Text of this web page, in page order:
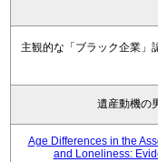
主観的な「ブラック企業」
遺産動機の
Age Differences in the
and Loneliness: